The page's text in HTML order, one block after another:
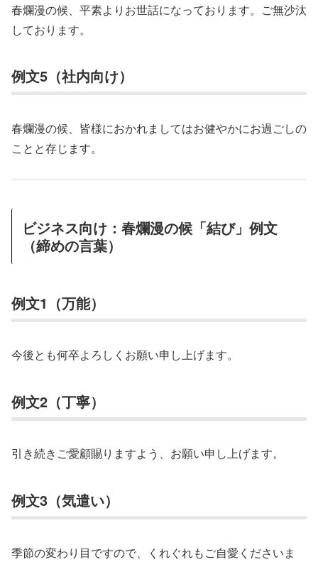
春爛漫の候、平素よりお世話になっております。ご無沙汰
しております。
例文5（社内向け）
春爛漫の候、皆様におかれましてはお健やかにお過ごしの
ことと存じます。
ビジネス向け：春爛漫の候「結び」例文
（締めの言葉）
例文1（万能）
今後とも何卒よろしくお願い申し上げます。
例文2（丁寧）
引き続きご愛顧賜りますよう、お願い申し上げます。
例文3（気遣い）
季節の変わり目ですので、くれぐれもご自愛くださいま